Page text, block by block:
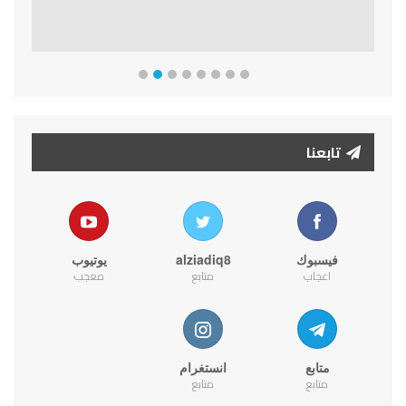
تابعنا
فيسبوك
اعجاب
alziadiq8
متابع
يوتيوب
معجب
متابع
متابع
انستغرام
متابع